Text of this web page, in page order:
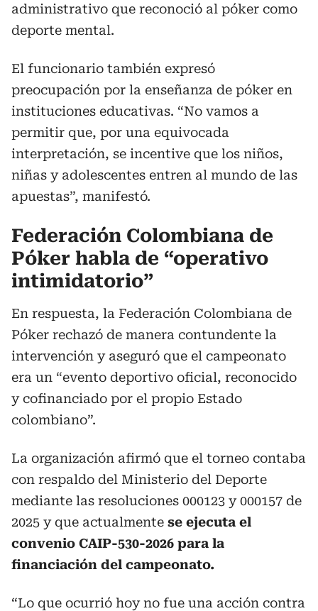
administrativo que reconoció al póker como
deporte mental.
El funcionario también expresó
preocupación por la enseñanza de póker en
instituciones educativas. “No vamos a
permitir que, por una equivocada
interpretación, se incentive que los niños,
niñas y adolescentes entren al mundo de las
apuestas”, manifestó.
Federación Colombiana de
Póker habla de “operativo
intimidatorio”
En respuesta, la Federación Colombiana de
Póker rechazó de manera contundente la
intervención y aseguró que el campeonato
era un “evento deportivo oficial, reconocido
y cofinanciado por el propio Estado
colombiano”.
La organización afirmó que el torneo contaba
con respaldo del Ministerio del Deporte
mediante las resoluciones 000123 y 000157 de
2025 y que actualmente se ejecuta el
convenio CAIP-530-2026 para la
financiación del campeonato.
“Lo que ocurrió hoy no fue una acción contra